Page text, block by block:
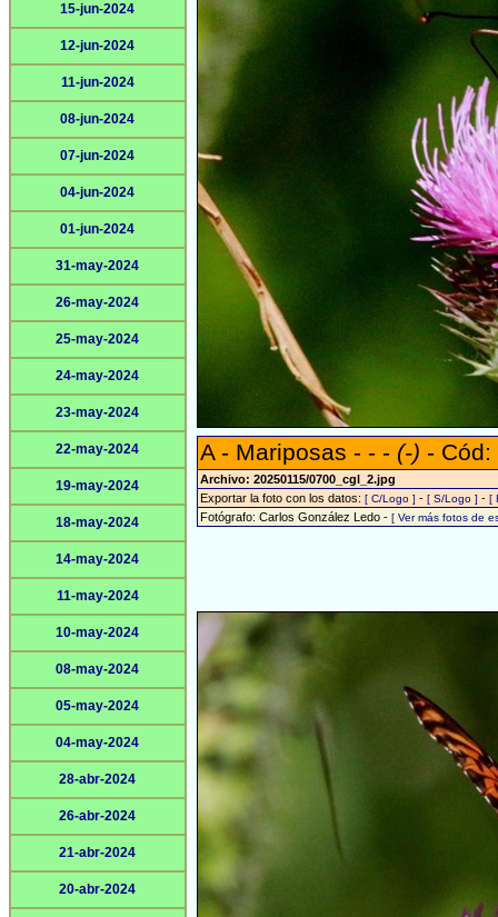
15-jun-2024
12-jun-2024
11-jun-2024
08-jun-2024
07-jun-2024
04-jun-2024
01-jun-2024
31-may-2024
26-may-2024
25-may-2024
24-may-2024
23-may-2024
22-may-2024
19-may-2024
18-may-2024
14-may-2024
11-may-2024
10-may-2024
08-may-2024
05-may-2024
04-may-2024
28-abr-2024
26-abr-2024
21-abr-2024
20-abr-2024
A - Mariposas - - - (-) - Cód:
Archivo: 20250115/0700_cgl_2.jpg
Exportar la foto con los datos: [ C/Logo ] - [ S/Logo ] - [
Fotógrafo: Carlos González Ledo - [ Ver más fotos de